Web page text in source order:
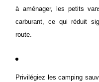
à aménager, les petits
carburant, ce qui réduit
route.
Privilégiez les camping